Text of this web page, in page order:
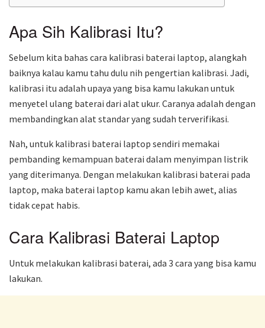
Apa Sih Kalibrasi Itu?
Sebelum kita bahas cara kalibrasi baterai laptop, alangkah
baiknya kalau kamu tahu dulu nih pengertian kalibrasi. Jadi,
kalibrasi itu adalah upaya yang bisa kamu lakukan untuk
menyetel ulang baterai dari alat ukur. Caranya adalah dengan
membandingkan alat standar yang sudah terverifikasi.
Nah, untuk kalibrasi baterai laptop sendiri memakai
pembanding kemampuan baterai dalam menyimpan listrik
yang diterimanya. Dengan melakukan kalibrasi baterai pada
laptop, maka baterai laptop kamu akan lebih awet, alias
tidak cepat habis.
Cara Kalibrasi Baterai Laptop
Untuk melakukan kalibrasi baterai, ada 3 cara yang bisa kamu
lakukan.